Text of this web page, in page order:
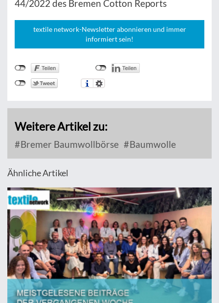
44/2022 des Bremen Cotton Reports
textile network-Newsletter abonnieren und immer
informiert sein!
Weitere Artikel zu:
Bremer Baumwollbörse Baumwolle
Ähnliche Artikel